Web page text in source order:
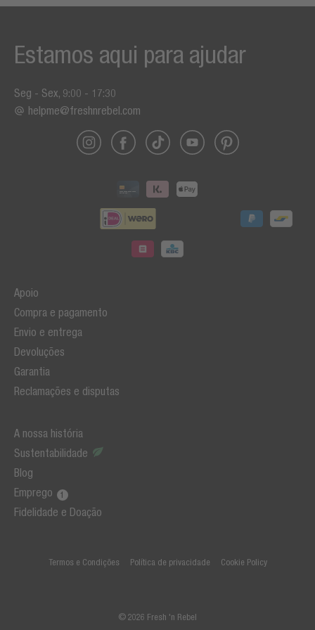
Apoio
Compra e pagamento
Envio e entrega
Devoluções
Garantia
Reclamações e disputas
A nossa história
Sustentabilidade
Blog
Emprego
Fidelidade e Doação
Estamos aqui para ajudar
Seg - Sex, 9:00 - 17:30
helpme@freshnrebel.com
Termos e Condições Política de privacidade Cookie Policy
© 2026 Fresh 'n Rebel